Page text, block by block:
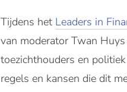
Tijdens het Leaders in
van moderator Twan
toezichthouders en
regels en kansen die dit